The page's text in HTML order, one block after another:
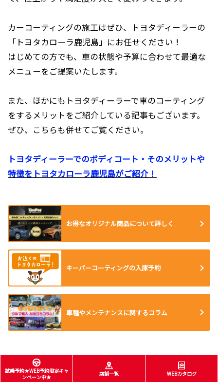
カーコーティングの施工はぜひ、トヨタディーラーの
「トヨタカローラ鹿児島」にお任せください！
はじめての方でも、車の状態や予算に合わせて最適な
メニューをご提案いたします。
また、ほかにもトヨタディーラーで車のコーティング
をするメリットをご紹介している記事もございます。
ぜひ、こちらも併せてご覧ください。
トヨタディーラーでのボディコート・そのメリットや
特徴をトヨタカローラ鹿児島がご紹介！
お得なオリジナル商品について詳しく
キーパーコーティングの入庫予約
車種やメンテナンスに関するコラム
試乗予約★WEB予約限定キャ
ンペーン中★
店舗一覧 WEBカタログ